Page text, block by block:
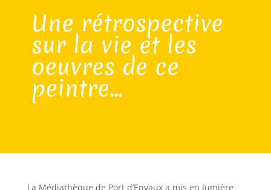
Une rétrospective
sur la vie et les
oeuvres de ce
peintre...
La Médiathèque de Port d’Envaux a mis en lumière